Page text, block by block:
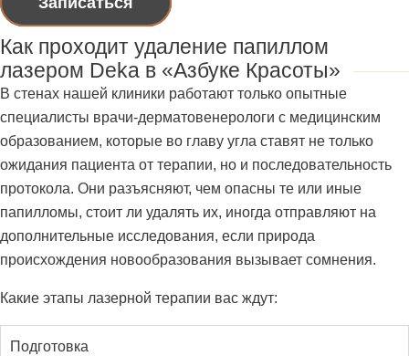
Как проходит удаление папиллом
лазером Deka в «Азбуке Красоты»
В стенах нашей клиники работают только опытные
специалисты врачи-дерматовенерологи с медицинским
образованием, которые во главу угла ставят не только
ожидания пациента от терапии, но и последовательность
протокола. Они разъясняют, чем опасны те или иные
папилломы, стоит ли удалять их, иногда отправляют на
дополнительные исследования, если природа
происхождения новообразования вызывает сомнения.
Какие этапы лазерной терапии вас ждут:
Подготовка